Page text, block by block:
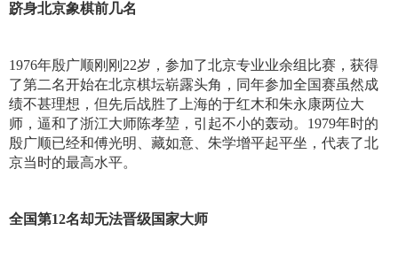
跻身北京象棋前几名
1976年殷广顺刚刚22岁，参加了北京专业业余组比赛，获得
了第二名开始在北京棋坛崭露头角，同年参加全国赛虽然成
绩不甚理想，但先后战胜了上海的于红木和朱永康两位大
师，逼和了浙江大师陈孝堃，引起不小的轰动。1979年时的
殷广顺已经和傅光明、藏如意、朱学增平起平坐，代表了北
京当时的最高水平。
全国第12名却无法晋级国家大师